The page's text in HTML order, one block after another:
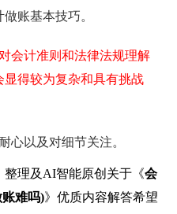
账基本技巧。
会计准则和法律法规理解
得较为复杂和具有挑战
心以及对细节关注。
整理及AI智能原创关于《会
难吗)》优质内容解答希望